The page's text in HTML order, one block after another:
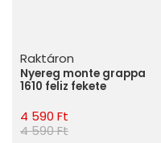
Raktáron
Nyereg monte grappa
1610 feliz fekete
4 590 Ft
4 590 Ft